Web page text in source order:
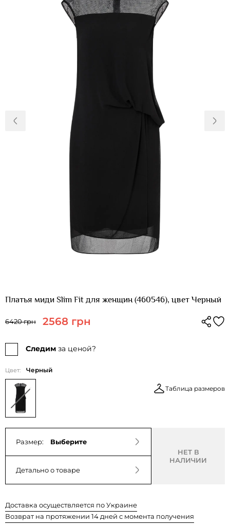
О нас
Доставка и
оплата
Возвращение
и обмен
+38(050)4840005
Платья миди Slim Fit для женщин (460546), цвет Черный
6420 грн 2568 грн
Следим за ценой?
Цвет: Черный
Таблица размеров
Размер: Выберите
Детально о товаре
НЕТ В
НАЛИЧИИ
Доставка осуществляется по Украине
Возврат на протяжении 14 дней с момента получения